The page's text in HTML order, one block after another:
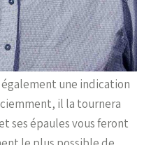
une indication
il la tournera
ses épaules vous feront